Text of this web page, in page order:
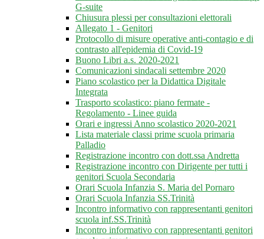
G-suite
Chiusura plessi per consultazioni elettorali
Allegato 1 - Genitori
Protocollo di misure operative anti-contagio e di
contrasto all'epidemia di Covid-19
Buono Libri a.s. 2020-2021
Comunicazioni sindacali settembre 2020
Piano scolastico per la Didattica Digitale
Integrata
Trasporto scolastico: piano fermate -
Regolamento - Linee guida
Orari e ingressi Anno scolastico 2020-2021
Lista materiale classi prime scuola primaria
Palladio
Registrazione incontro con dott.ssa Andretta
Registrazione incontro con Dirigente per tutti i
genitori Scuola Secondaria
Orari Scuola Infanzia S. Maria del Pornaro
Orari Scuola Infanzia SS.Trinità
Incontro informativo con rappresentanti genitori
scuola inf.SS.Trinità
Incontro informativo con rappresentanti genitori